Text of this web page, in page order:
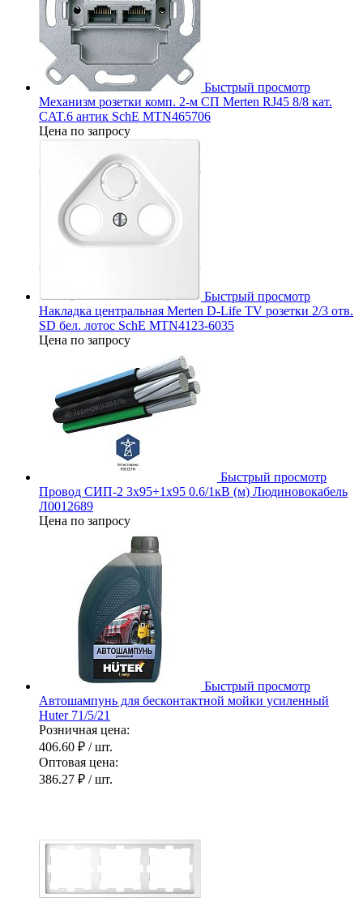
Быстрый просмотр
Механизм розетки комп. 2-м СП Merten RJ45 8/8 кат.
CAT.6 антик SchE MTN465706
Цена по запросу
Быстрый просмотр
Накладка центральная Merten D-Life TV розетки 2/3 отв.
SD бел. лотос SchE MTN4123-6035
Цена по запросу
Быстрый просмотр
Провод СИП-2 3х95+1х95 0.6/1кВ (м) Людиновокабель
Л0012689
Цена по запросу
Быстрый просмотр
Автошампунь для бесконтактной мойки усиленный
Huter 71/5/21
Розничная цена:
406.60 ₽ / шт.
Оптовая цена:
386.27 ₽ / шт.